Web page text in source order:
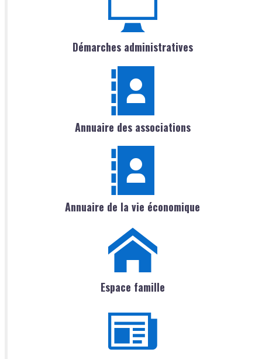
Démarches administratives
Annuaire des associations
Annuaire de la vie économique
Espace famille